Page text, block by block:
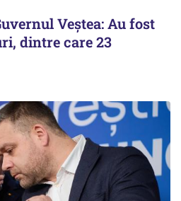
Veștea: Au fost
dintre care 23